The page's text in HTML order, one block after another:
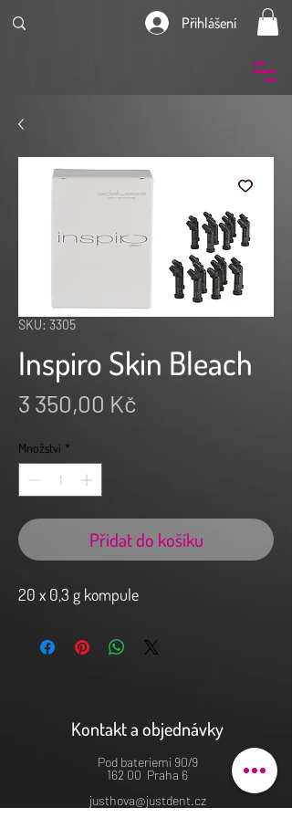
Přihlášení
SKU: 3305
Inspiro Skin Bleach
3 350,00 Kč
Množství *
Přidat do košíku
20 x 0,3 g kompule
Kontakt a objednávky
Pod bateriemi 90/9
162 00 Praha 6
justhova@justdent.cz